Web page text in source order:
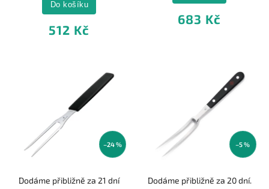
512 Kč
Do košíku
683 Kč
–24 %
Dodáme přibližně za 21 dní
–5 %
Dodáme přibližně za 20 dní.